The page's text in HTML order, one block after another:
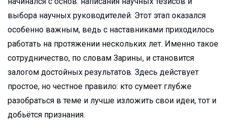
выбора научных руководителей. Этот этап оказался
особенно важным, ведь с наставниками приходилось
работать на протяжении нескольких лет. Именно такое
сотрудничество, по словам Зарины, и становится
залогом достойных результатов. Здесь действует
простое, но честное правило: кто сумеет глубже
разобраться в теме и лучше изложить свои идеи, тот и
добьётся признания.